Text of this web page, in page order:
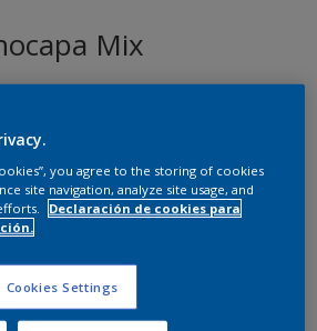
Mix
de pintura
you agree to the storing of cookies
site navigation, analyze site usage, and
Declaración de cookies para
Cookies Settings